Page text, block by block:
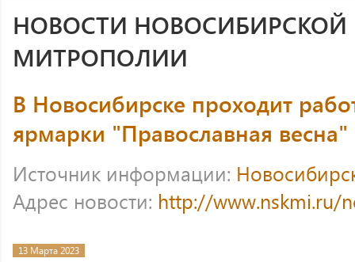
НОВОСТИ НОВОСИБИРСКОЙ
МИТРОПОЛИИ
В Новосибирске проходит
ярмарки "Православная весна"
Источник информации:
Адрес новости: http://www.nskmi.ru/
13 Марта 2023